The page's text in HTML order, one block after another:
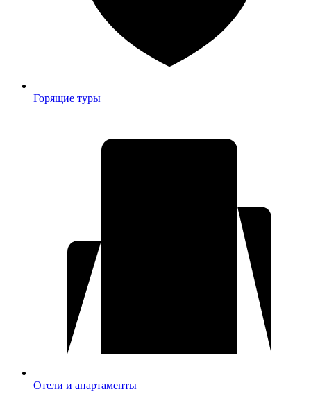
Горящие туры
Отели и апартаменты